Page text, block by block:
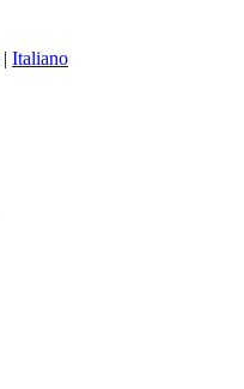
| Italiano